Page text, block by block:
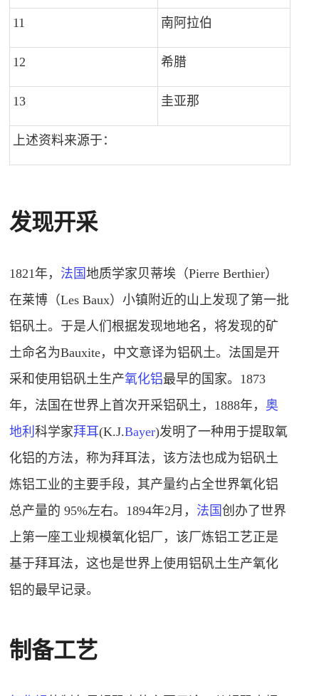
11 南阿拉伯
12 希腊
13 圭亚那
上述资料来源于：
发现开采
1821年， 法国地质学家贝蒂埃（Pierre Berthier）
在莱博（Les Baux）小镇附近的山上发现了第一批
铝矾土。于是人们根据发现地地名，将发现的矿
土命名为Bauxite，中文意译为铝矾土。 法国是开
采和使用铝矾土生产氧化铝最早的国家。1873
年，法国在世界上首次开采铝矾土，1888年， 奥
地利科学家拜耳(K.J.Bayer)发明了一种用于提取氧
化铝的方法，称为拜耳法，该方法也成为铝矾土
炼铝工业的主要手段，其产量约占全世界氧化铝
总产量的 95%左右。 1894年2月， 法国创办了世界
上第一座工业规模氧化铝厂，该厂炼铝工艺正是
基于拜耳法，这也是世界上使用铝矾土生产氧化
铝的最早记录。
制备工艺